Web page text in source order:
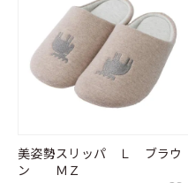
美姿勢スリッパ Ｌ ブラウ
ン ＭＺ